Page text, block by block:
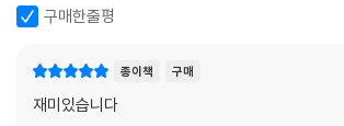
구매한줄평
종이책 구매
재미있습니다